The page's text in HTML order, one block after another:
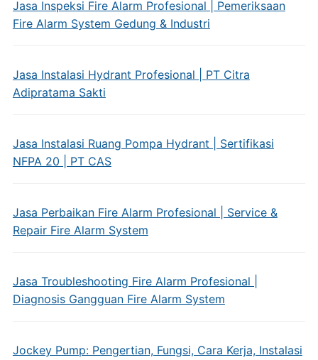
Jasa Inspeksi Fire Alarm Profesional | Pemeriksaan
Fire Alarm System Gedung & Industri
Jasa Instalasi Hydrant Profesional | PT Citra
Adipratama Sakti
Jasa Instalasi Ruang Pompa Hydrant | Sertifikasi
NFPA 20 | PT CAS
Jasa Perbaikan Fire Alarm Profesional | Service &
Repair Fire Alarm System
Jasa Troubleshooting Fire Alarm Profesional |
Diagnosis Gangguan Fire Alarm System
Jockey Pump: Pengertian, Fungsi, Cara Kerja, Instalasi